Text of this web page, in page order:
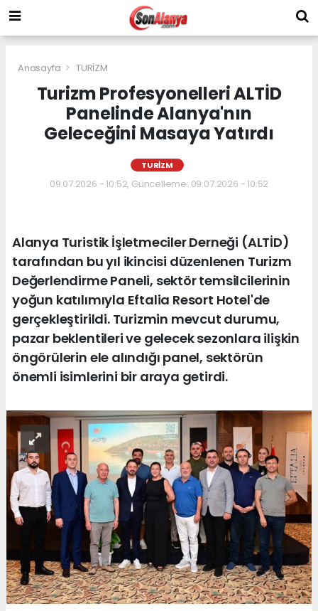
Anasayfa TURİZM
Turizm Profesyonelleri ALTİD
Panelinde Alanya'nın
Geleceğini Masaya Yatırdı
TURİZM
09.07.2026 - 10:52, Güncelleme: 09.07.2026 - 10:52
Alanya Turistik İşletmeciler Derneği (ALTİD)
tarafından bu yıl ikincisi düzenlenen Turizm
Değerlendirme Paneli, sektör temsilcilerinin
yoğun katılımıyla Eftalia Resort Hotel'de
gerçekleştirildi. Turizmin mevcut durumu,
pazar beklentileri ve gelecek sezonlara ilişkin
öngörülerin ele alındığı panel, sektörün
önemli isimlerini bir araya getirdi.